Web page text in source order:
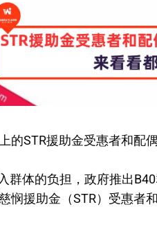
的STR援助金受惠者和配
群体的负担，政府推出
悯援助金（STR）受惠者